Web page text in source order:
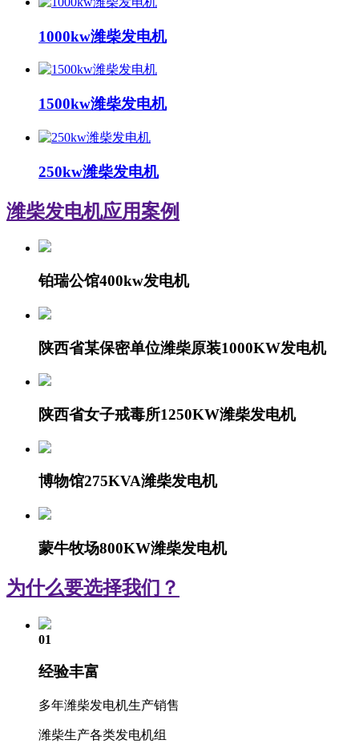
1000kw潍柴发电机
1500kw潍柴发电机
250kw潍柴发电机
潍柴发电机应用案例
铂瑞公馆400kw发电机
陕西省某保密单位潍柴原装1000KW发电机
陕西省女子戒毒所1250KW潍柴发电机
博物馆275KVA潍柴发电机
蒙牛牧场800KW潍柴发电机
为什么要选择我们？
01
经验丰富
多年潍柴发电机生产销售
潍柴生产各类发电机组